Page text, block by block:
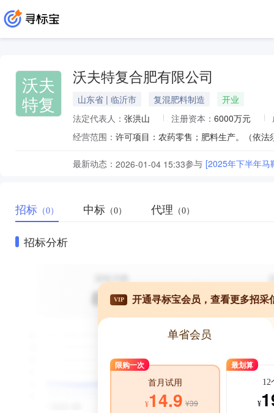
沃夫
特复
沃夫特复合肥有限公司
山东省 | 临沂市 复混肥料制造
开业
法定代表人： 张洪山 注册资本： 6000万元
经营范围：
最新动态： 2026-01-04 15:33参与 [2025年下半年马
招标 （0） 中标 （0） 代理 （0）
招标分析
VIP 开通寻标宝会员，查看更多招采
单省会员
限购一次
首月试用
¥14.9 ¥39
最划算
12
¥